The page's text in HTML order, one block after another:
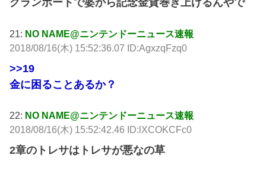
グランポートで婆から記念金貨巻き上げるんやで
21: NO NAME@ニンテンドーニュース速報
2018/08/16(木) 15:52:36.07 ID:AgxzqFzq0
>>19
金に困ることあるか？
22: NO NAME@ニンテンドーニュース速報
2018/08/16(木) 15:52:42.46 ID:lXCOKCFc0
2章のトレサはトレサが悪なの草